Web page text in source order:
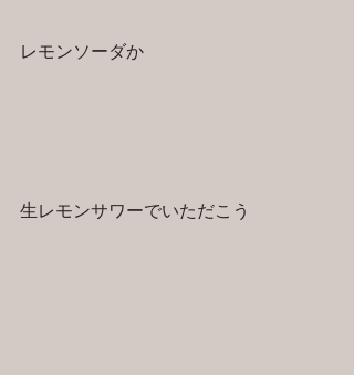
レモンソーダか
生レモンサワーでいただこう